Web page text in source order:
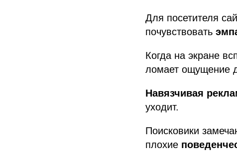
Для посетителя
почувствовать
Когда на экране
ломает ощущение
Навязчивая
уходит.
Поисковики
плохие